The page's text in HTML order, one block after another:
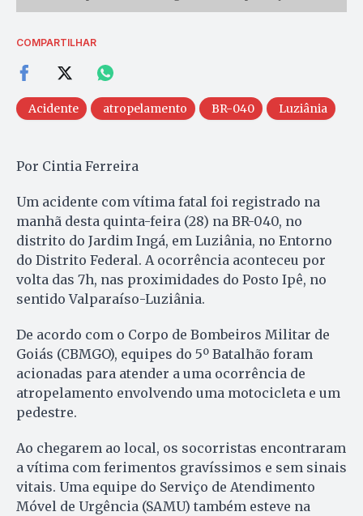
COMPARTILHAR
Acidente atropelamento BR-040 Luziânia
Por Cintia Ferreira
Um acidente com vítima fatal foi registrado na
manhã desta quinta-feira (28) na BR-040, no
distrito do Jardim Ingá, em Luziânia, no Entorno
do Distrito Federal. A ocorrência aconteceu por
volta das 7h, nas proximidades do Posto Ipê, no
sentido Valparaíso-Luziânia.
De acordo com o Corpo de Bombeiros Militar de
Goiás (CBMGO), equipes do 5º Batalhão foram
acionadas para atender a uma ocorrência de
atropelamento envolvendo uma motocicleta e um
pedestre.
Ao chegarem ao local, os socorristas encontraram
a vítima com ferimentos gravíssimos e sem sinais
vitais. Uma equipe do Serviço de Atendimento
Móvel de Urgência (SAMU) também esteve na